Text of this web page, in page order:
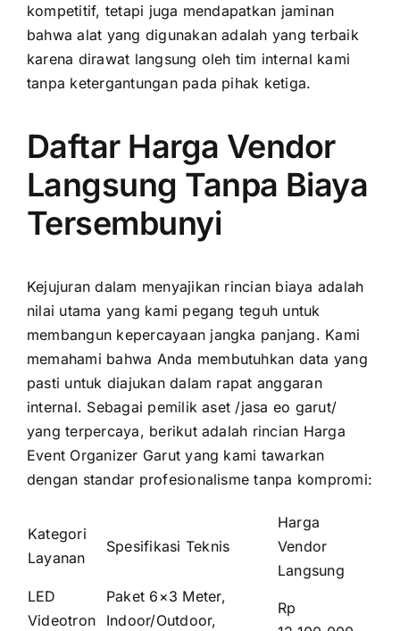
kompetitif, tetapi juga mendapatkan jaminan
bahwa alat yang digunakan adalah yang terbaik
karena dirawat langsung oleh tim internal kami
tanpa ketergantungan pada pihak ketiga.
Daftar Harga Vendor
Langsung Tanpa Biaya
Tersembunyi
Kejujuran dalam menyajikan rincian biaya adalah
nilai utama yang kami pegang teguh untuk
membangun kepercayaan jangka panjang. Kami
memahami bahwa Anda membutuhkan data yang
pasti untuk diajukan dalam rapat anggaran
internal. Sebagai pemilik aset /jasa eo garut/
yang terpercaya, berikut adalah rincian Harga
Event Organizer Garut yang kami tawarkan
dengan standar profesionalisme tanpa kompromi:
Kategori
Layanan
Spesifikasi Teknis
Harga
Vendor
Langsung
LED
Videotron
Paket 6×3 Meter,
Indoor/Outdoor,
Rp